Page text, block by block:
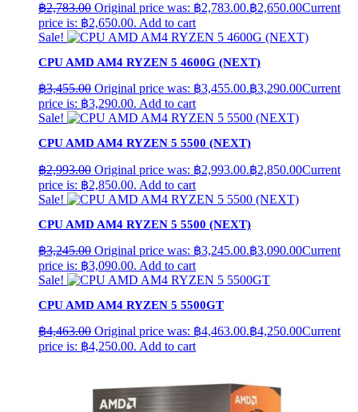
฿2,783.00 Original price was: ฿2,783.00.฿2,650.00Current
price is: ฿2,650.00. Add to cart
Sale!
CPU AMD AM4 RYZEN 5 4600G (NEXT)
฿3,455.00 Original price was: ฿3,455.00.฿3,290.00Current
price is: ฿3,290.00. Add to cart
Sale!
CPU AMD AM4 RYZEN 5 5500 (NEXT)
฿2,993.00 Original price was: ฿2,993.00.฿2,850.00Current
price is: ฿2,850.00. Add to cart
Sale!
CPU AMD AM4 RYZEN 5 5500 (NEXT)
฿3,245.00 Original price was: ฿3,245.00.฿3,090.00Current
price is: ฿3,090.00. Add to cart
Sale!
CPU AMD AM4 RYZEN 5 5500GT
฿4,463.00 Original price was: ฿4,463.00.฿4,250.00Current
price is: ฿4,250.00. Add to cart